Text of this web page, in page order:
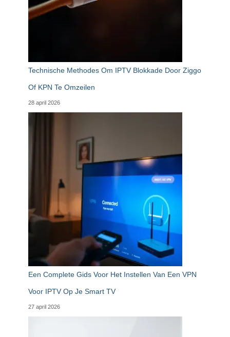
Technische Methodes Om IPTV Blokkade Door Ziggo
Of KPN Te Omzeilen
28 april 2026
Een Complete Gids Voor Het Instellen Van Een VPN
Voor IPTV Op Je Smart TV
27 april 2026